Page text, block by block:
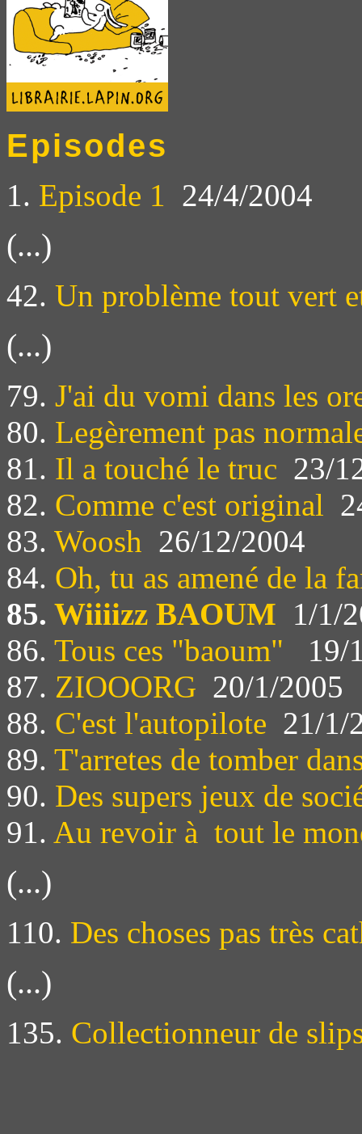
Episodes
1. Episode 1 24/4/2004
(...)
42. Un problème tout vert
(...)
79. J'ai du vomi dans les
80. Legèrement pas
81. Il a touché le truc 23/
82. Comme c'est original
83. Woosh 26/12/2004
84. Oh, tu as amené de la
85. Wiiiizz BAOUM 1/1/
86. Tous ces "baoum"
19/
87. ZIOOORG 20/1/2005
88. C'est l'autopilote 21/1/
89. T'arretes de tomber
90. Des supers jeux de
91. Au revoir à tout le
(...)
110. Des choses pas très
(...)
135. Collectionneur de